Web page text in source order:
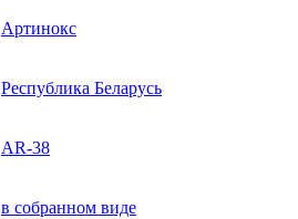
Артинокс
Республика Беларусь
AR-38
в собранном виде